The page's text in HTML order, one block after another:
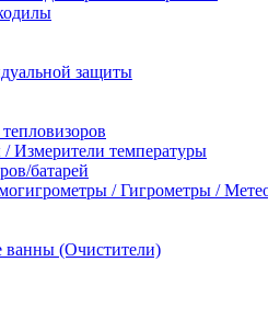
защиты
Измерители температуры
батарей
/ Гигрометры /
ванны (Очистители)